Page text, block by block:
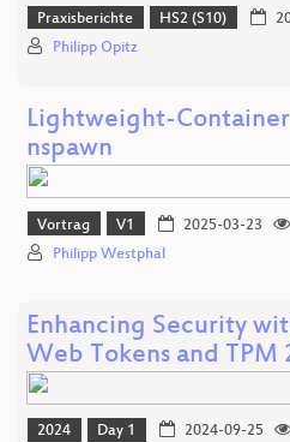
Praxisberichte HS2 (S10)
Philipp Opitz
Lightweight-
nspawn
Vortrag V1 2025-03-23
Philipp Westphal
Enhancing Security
Web Tokens and TPM
2024 Day 1 2024-09-25